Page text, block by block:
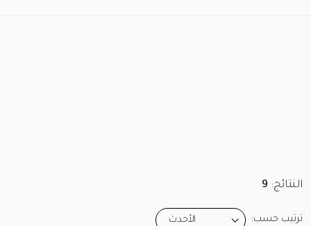
النتائج: 9
ترتيب حسب: الأحدث